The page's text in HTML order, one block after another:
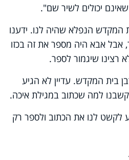
שאינם יכולים לשיר שם".
המקדש הנפלא שהיה לנו. ידענו
אבל אבא היה מספר את זה בכזו
רצינו שיגמור לספר.
בית המקדש. עדיין לא הגיע
למה שכתוב במגילת איכה.
לקשט לנו את הכתוב ולספר רק